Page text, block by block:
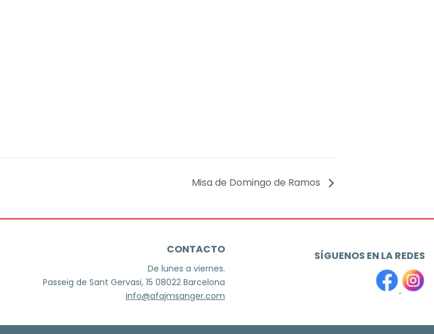
Misa de Domingo de Ramos
CONTACTO
De lunes a viernes.
Passeig de Sant Gervasi, 15 08022 Barcelona
info@afajmsanger.com
SÍGUENOS EN LA REDES